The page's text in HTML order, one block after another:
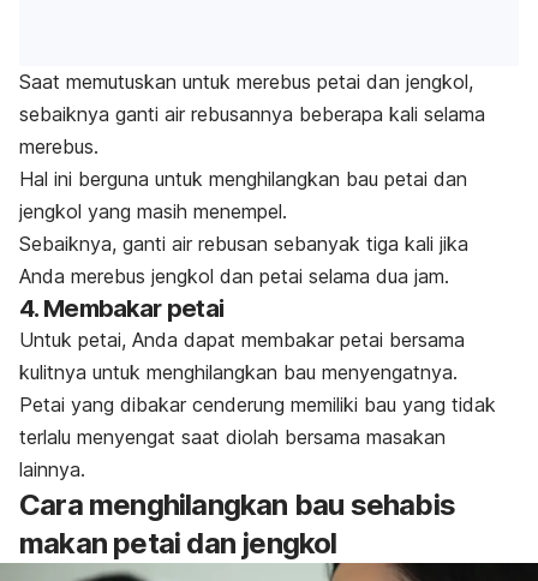
Saat memutuskan untuk merebus petai dan jengkol,
sebaiknya ganti air rebusannya beberapa kali selama
merebus.
Hal ini berguna untuk menghilangkan bau petai dan
jengkol yang masih menempel.
Sebaiknya, ganti air rebusan sebanyak tiga kali jika
Anda merebus jengkol dan petai selama dua jam.
4. Membakar petai
Untuk petai, Anda dapat membakar petai bersama
kulitnya untuk menghilangkan bau menyengatnya.
Petai yang dibakar cenderung memiliki bau yang tidak
terlalu menyengat saat diolah bersama masakan
lainnya.
Cara menghilangkan bau sehabis
makan petai dan jengkol